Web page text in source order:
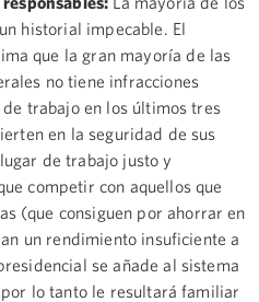
historial impecable. El
que la gran mayoría de las
no tiene infracciones
trabajo en los últimos tres
en la seguridad de sus
de trabajo justo y
competir con aquellos que
(que consiguen por ahorrar en
un rendimiento insuficiente a
se añade al sistema
lo tanto le resultará familiar